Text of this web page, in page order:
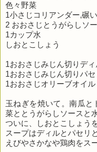
色々野菜
1小さじコリアンダー,碾
2 おおさじとうがらしソ
1カップ水
しおとこしょう
1おおさじみじん切りディ
1おおさじみじん切りパ
1おおさじオリーブオイル
玉ねぎを焼いて。南瓜と
菜ととうがらしソースと
ついに、しおとこしょう
スープはディルとパセリ
えびやさかなや鶏肉をス